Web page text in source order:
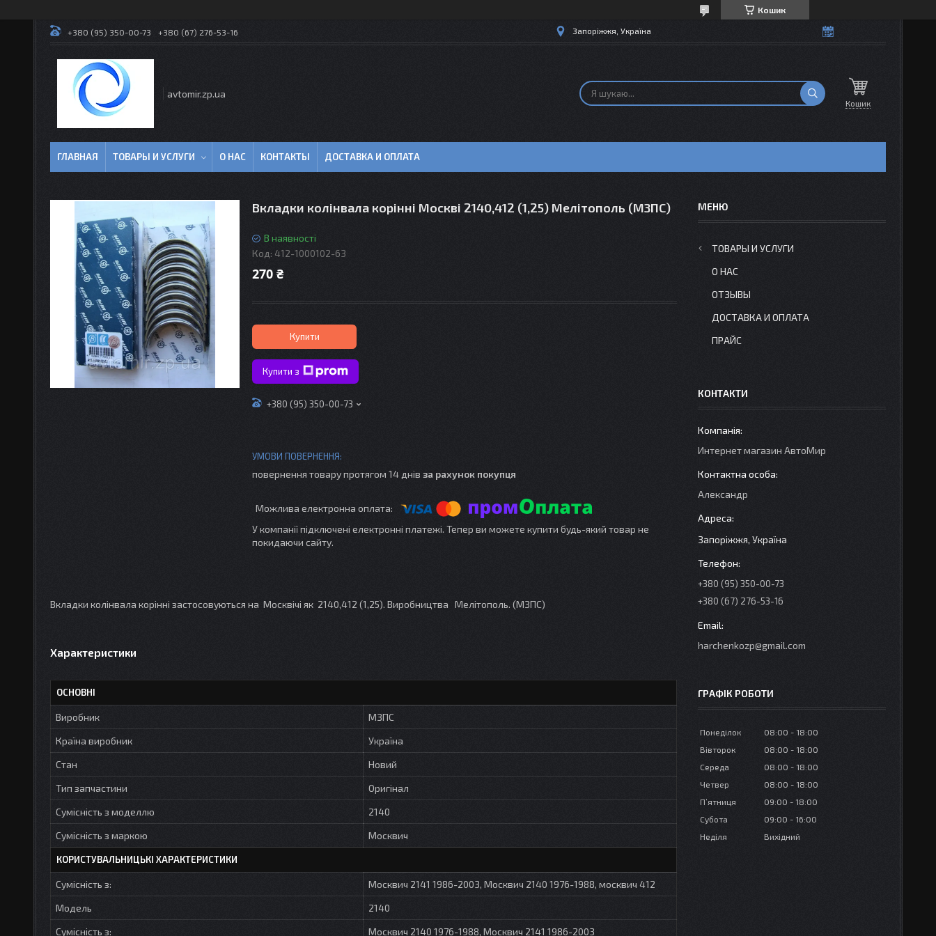
Кошик
+380 (95) 350-00-73 +380 (67) 276-53-16 Запоріжжя, Україна
avtomir.zp.ua
Кошик
ГЛАВНАЯ ТОВАРЫ И УСЛУГИ О НАС КОНТАКТЫ ДОСТАВКА И ОПЛАТА
Вкладки колінвала корінні Москві 2140,412 (1,25) Мелітополь (МЗПС)
В наявності
Код: 412-1000102-63
270 ₴
Купити
Купити з
+380 (95) 350-00-73
повернення товару протягом 14 днів за рахунок покупця
У компанії підключені електронні платежі. Тепер ви можете купити будь-який товар не
покидаючи сайту.
Вкладки колінвала корінні застосовуються на Москвічі як 2140,412 (1,25). Виробництва Мелітополь. (МЗПС)
Характеристики
ОСНОВНІ
Виробник
МЗПС
Країна виробник
Україна
Стан
Новий
Тип запчастини
Оригінал
Сумісність з моделлю
2140
Сумісність з маркою
Москвич
КОРИСТУВАЛЬНИЦЬКІ ХАРАКТЕРИСТИКИ
Сумісність з:
Москвич 2141 1986-2003, Москвич 2140 1976-1988, москвич 412
Модель
2140
Сумісність з:
Москвич 2140 1976-1988, Москвич 2141 1986-2003
ТОВАРЫ И УСЛУГИ
О НАС
ОТЗЫВЫ
ДОСТАВКА И ОПЛАТА
ПРАЙС
КОНТАКТИ
Интернет магазин АвтоМир
Александр
Запоріжжя, Україна
+380 (95) 350-00-73
+380 (67) 276-53-16
harchenkozp@gmail.com
ГРАФІК РОБОТИ
Понеділок 08:00
18:00
Вівторок
08:00
18:00
Середа
08:00
18:00
Четвер
08:00
18:00
Пʼятниця
09:00
18:00
Субота
09:00
16:00
Неділя
Вихідний